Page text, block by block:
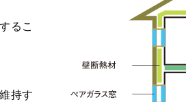
るこ
持す